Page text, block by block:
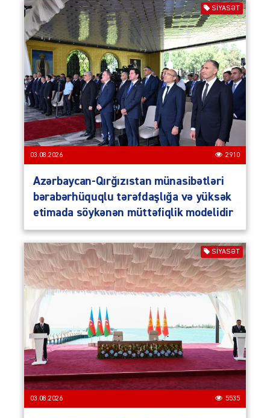
SIYASƏT
03.08.2026 2910
Azərbaycan-Qırğızıstan münasibətləri
bərabərhüquqlu tərəfdaşlığa və yüksək
etimada söykənən müttəfiqlik modelidir
SIYASƏT
03.08.2026 5535